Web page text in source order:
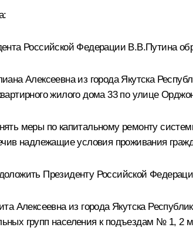
Российской Федерации В.В.Путина
Алексеевна из города Якутска
жилого дома 33 по улице
меры по капитальному ремонту
надлежащие условия проживания
Президенту Российской
Алексеевна из города Якутска
групп населения к подъездам № 1, 2